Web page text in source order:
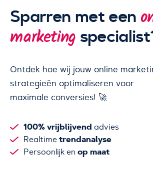
Sparren met een
marketing
Ontdek hoe wij jouw online
strategieën optimaliseren voor
maximale conversies! 🚀
100% vrijblijvend advies
Realtimetrendanalyse
Persoonlijk enop maat